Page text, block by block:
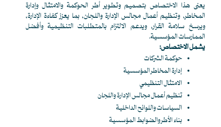
يعنى هذا الاختصاص بتصميم وتطوير أطر الحوكمة والامتثال وإدارة
المخاطر، وتنظيم أعمال مجالس الإدارة واللجان، بما يعزز كفاءة الإدارة،
ويرسخ سلامة القرار، ويدعم الالتزام بالمتطلبات التنظيمية وأفضل
الممارسات المؤسسية.
يشمل الاختصاص:
حوكمة الشركات
إدارة المخاطر المؤسسية
الامتثال التنظيمي
تنظيم أعمال مجالس الإدارة واللجان
السياسات واللوائح الداخلية
بناء الأطر والضوابط المؤسسية